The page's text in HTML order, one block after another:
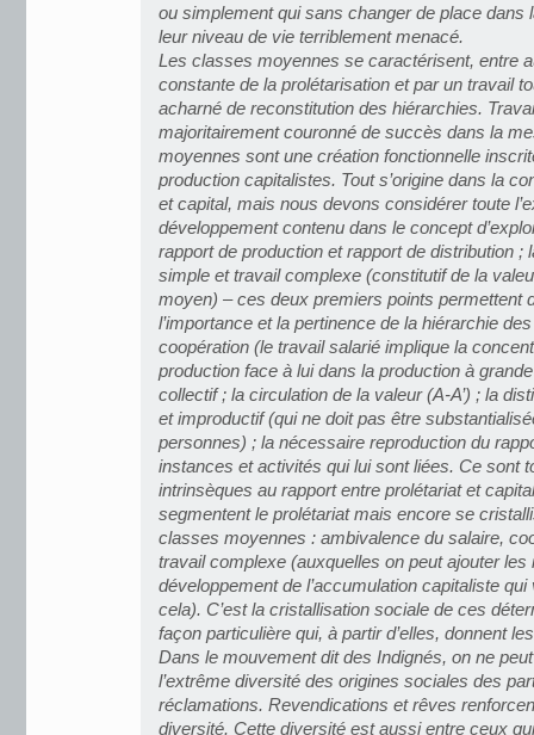
ou simplement qui sans changer de place dans
leur niveau de vie terriblement menacé.
Les classes moyennes se caractérisent, entre
constante de la prolétarisation et par un travail
acharné de reconstitution des hiérarchies.
majoritairement couronné de succès dans la
moyennes sont une création fonctionnelle
production capitalistes. Tout s’origine dans la
et capital, mais nous devons considérer toute
développement contenu dans le concept
rapport de production et rapport de distribution ;
simple et travail complexe (constitutif de la
moyen) – ces deux premiers points permettent
l’importance et la pertinence de la hiérarchie
coopération (le travail salarié implique la
production face à lui dans la production à
collectif ; la circulation de la valeur (A-A’) ; la
et improductif (qui ne doit pas être
personnes) ; la nécessaire reproduction du
instances et activités qui lui sont liées. Ce sont
intrinsèques au rapport entre prolétariat et
segmentent le prolétariat mais encore se
classes moyennes : ambivalence du salaire,
travail complexe (auxquelles on peut ajouter les
développement de l’accumulation capitaliste
cela). C’est la cristallisation sociale de ces
façon particulière qui, à partir d’elles, donnent
Dans le mouvement dit des Indignés, on ne peut
l’extrême diversité des origines sociales des
réclamations. Revendications et rêves
diversité. Cette diversité est aussi entre ceux